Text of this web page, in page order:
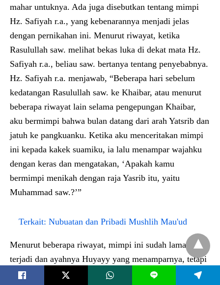
mahar untuknya. Ada juga disebutkan tentang mimpi
Hz. Safiyah r.a., yang kebenarannya menjadi jelas
dengan pernikahan ini. Menurut riwayat, ketika
Rasulullah saw. melihat bekas luka di dekat mata Hz.
Safiyah r.a., beliau saw. bertanya tentang penyebabnya.
Hz. Safiyah r.a. menjawab, “Beberapa hari sebelum
kedatangan Rasulullah saw. ke Khaibar, atau menurut
beberapa riwayat lain selama pengepungan Khaibar,
aku bermimpi bahwa bulan datang dari arah Yatsrib dan
jatuh ke pangkuanku. Ketika aku menceritakan mimpi
ini kepada kakek suamiku, ia lalu menampar wajahku
dengan keras dan mengatakan, ‘Apakah kamu
bermimpi menikah dengan raja Yasrib itu, yaitu
Muhammad saw.?’”
Terkait: Nubuatan dan Pribadi Mushlih Mau'ud
Menurut beberapa riwayat, mimpi ini sudah lama
terjadi dan ayahnya Huyayy yang menamparnya, tetapi
dalam kebanyakan kitab disebutkan bahwa suaminyalah
L